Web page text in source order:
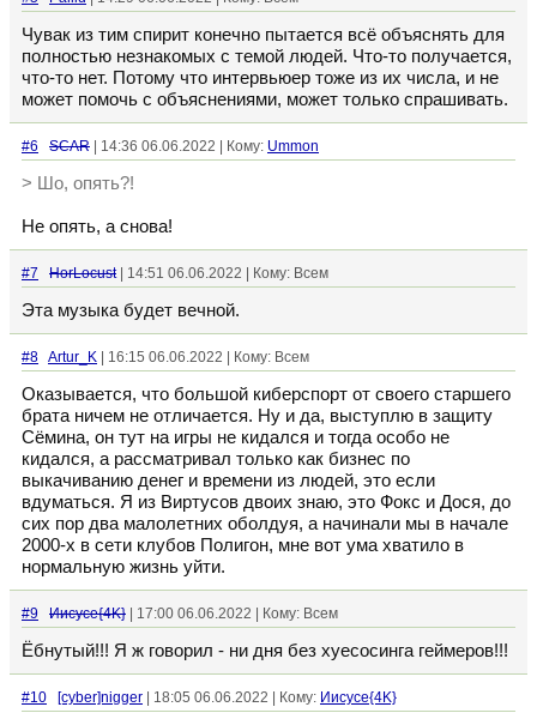
Чувак из тим спирит конечно пытается всё объяснять для
полностью незнакомых с темой людей. Что-то получается,
что-то нет. Потому что интервьюер тоже из их числа, и не
может помочь с объяснениями, может только спрашивать.
#6 SCAR | 14:36 06.06.2022 | Кому: Ummon
> Шо, опять?!
Не опять, а снова!
#7 HorLocust| 14:51 06.06.2022 | Кому: Всем
Эта музыка будет вечной.
#8 Artur_K | 16:15 06.06.2022 | Кому: Всем
Оказывается, что большой киберспорт от своего старшего
брата ничем не отличается. Ну и да, выступлю в защиту
Сёмина, он тут на игры не кидался и тогда особо не
кидался, а рассматривал только как бизнес по
выкачиванию денег и времени из людей, это если
вдуматься. Я из Виртусов двоих знаю, это Фокс и Дося, до
сих пор два малолетних оболдуя, а начинали мы в начале
2000-х в сети клубов Полигон, мне вот ума хватило в
нормальную жизнь уйти.
#9 Иисусе{4K} | 17:00 06.06.2022 | Кому: Всем
Ёбнутый!!! Я ж говорил - ни дня без хуесосинга геймеров!!!
#10 [cyber]nigger | 18:05 06.06.2022 | Кому: Иисусе{4K}